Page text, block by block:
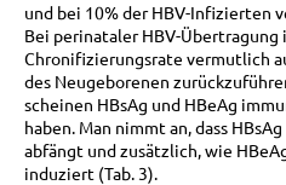
und bei 10% der HBV-Infizierten
Bei perinataler HBV-Übertragung
Chronifizierungsrate vermutlich
des Neugeborenen
scheinen HBsAg und HBeAg
haben. Man nimmt an, dass
abfängt und zusätzlich, wie
induziert (Tab. 3).